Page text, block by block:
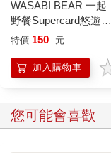
WASABI BEAR 一起
野餐Supercard悠遊卡-
芥末熊【受託代銷】
特價 150 元
加入購物車
您可能會喜歡